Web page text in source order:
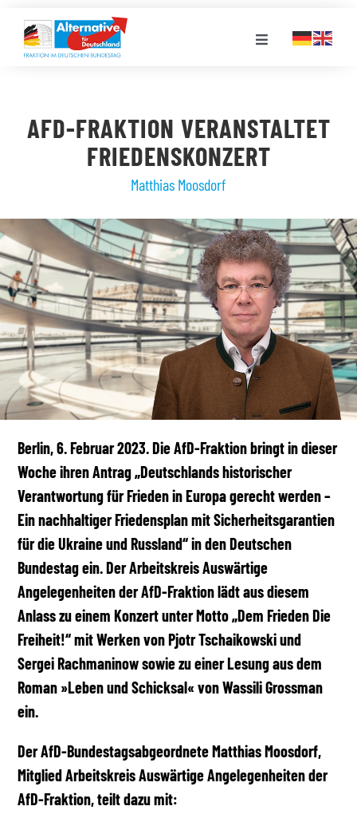
Inhalt
springen
Toggle
LANDESGRUPPEN
PRESSE
STELLENPORTAL
MEDIATHEK
AFD-FRAKTION VERANSTALTET
FRIEDENSKONZERT
Matthias Moosdorf
Berlin, 6. Februar 2023. Die AfD-Fraktion bringt in dieser
Woche ihren Antrag „Deutschlands historischer
Verantwortung für Frieden in Europa gerecht werden –
Ein nachhaltiger Friedensplan mit Sicherheitsgarantien
für die Ukraine und Russland“ in den Deutschen
Bundestag ein. Der Arbeitskreis Auswärtige
Angelegenheiten der AfD-Fraktion lädt aus diesem
Anlass zu einem Konzert unter Motto „Dem Frieden Die
Freiheit!“ mit Werken von Pjotr Tschaikowski und
Sergei Rachmaninow sowie zu einer Lesung aus dem
Roman »Leben und Schicksal« von Wassili Grossman
ein.
Der AfD-Bundestagsabgeordnete Matthias Moosdorf,
Mitglied Arbeitskreis Auswärtige Angelegenheiten der
AfD-Fraktion, teilt dazu mit: